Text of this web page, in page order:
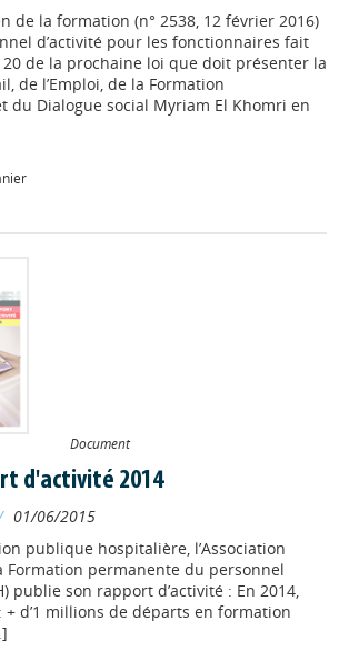
de la formation (n° 2538, 12 février 2016)
d’activité pour les fonctionnaires fait
20 de la prochaine loi que doit présenter la
de l’Emploi, de la Formation
du Dialogue social Myriam El Khomri en
Document
d'activité 2014
01/06/2015
publique hospitalière, l’Association
Formation permanente du personnel
publie son rapport d’activité : En 2014,
+ d’1 millions de départs en formation